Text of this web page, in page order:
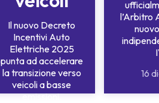
Il nuovo Decreto
Incentivi Auto
Elettriche 2025
punta ad accelerare
la transizione verso
veicoli a basse
emissioni.
l’Arbitro
16